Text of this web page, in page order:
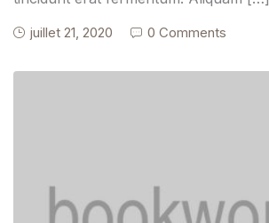
juillet 21, 2020 0 Comments